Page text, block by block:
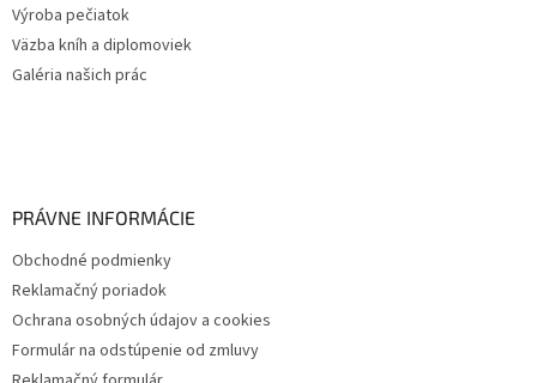
Výroba pečiatok
Väzba kníh a diplomoviek
Galéria našich prác
PRÁVNE INFORMÁCIE
Obchodné podmienky
Reklamačný poriadok
Ochrana osobných údajov a cookies
Formulár na odstúpenie od zmluvy